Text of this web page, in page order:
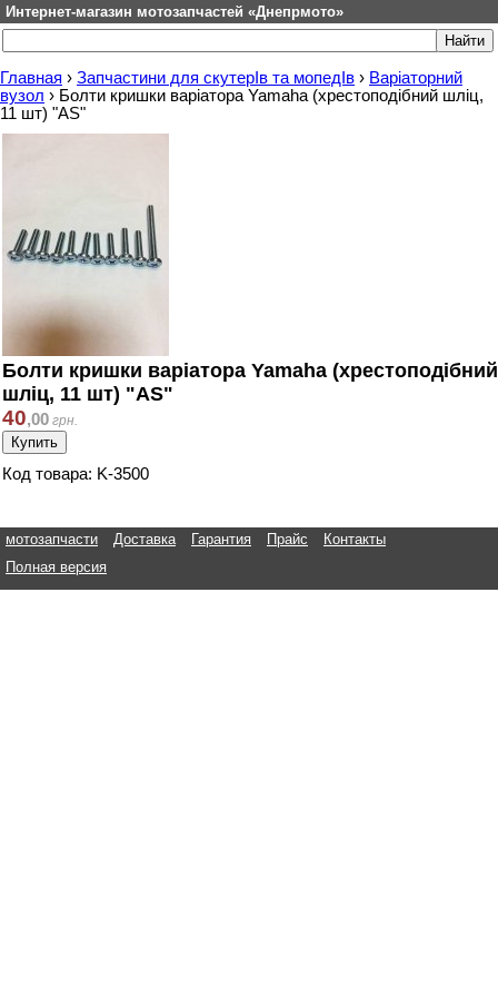
Интернет-магазин мотозапчастей «Днепрмото»
Главная › Запчастини для скутерІв та мопедІв › Варіаторний
вузол › Болти кришки варіатора Yamaha (хрестоподібний шліц,
11 шт) "AS"
Болти кришки варіатора Yamaha (хрестоподібний
шліц, 11 шт) "AS"
40,00 грн.
Код товара: K-3500
мотозапчасти Доставка Гарантия Прайс
Контакты
Полная версия